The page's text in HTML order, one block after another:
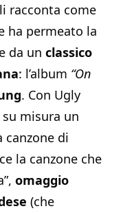
racconta come
ha permeato la
da un classico
: l’album “On
. Con Ugly
misura un
canzone di
la canzone che
omaggio
(che